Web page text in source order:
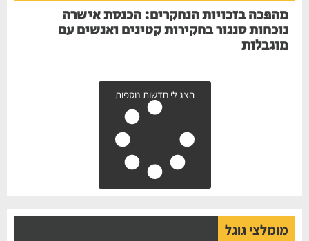
מהפכה בזכויות הנחקרים: הכנסת אישרה
נוכחות סנגור בחקירות קטינים ואנשים עם
מוגבלות
הצג לי חדשות נוספות
מומלצי גוגל